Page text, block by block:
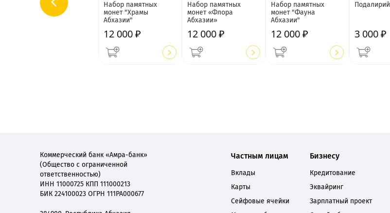
Набор памятных
монет "Храмы
Абхазии"
12 000 ₽
Набор памятных
монет «Флора
Абхазии»
12 000 ₽
Набор памятных
монет "Фауна
Абхазии"
12 000 ₽
Подалирий
3 000 ₽
Коммерческий банк «Амра-банк»
(Общество с ограниченной
ответственностью)
ИНН 11000725 КПП 111000213
БИК 224100023 ОГРН 111РА000677
Частным лицам
Вклады
Карты
Сейфовые ячейки
Бизнесу
Кредитование
Эквайринг
Зарплатный проект